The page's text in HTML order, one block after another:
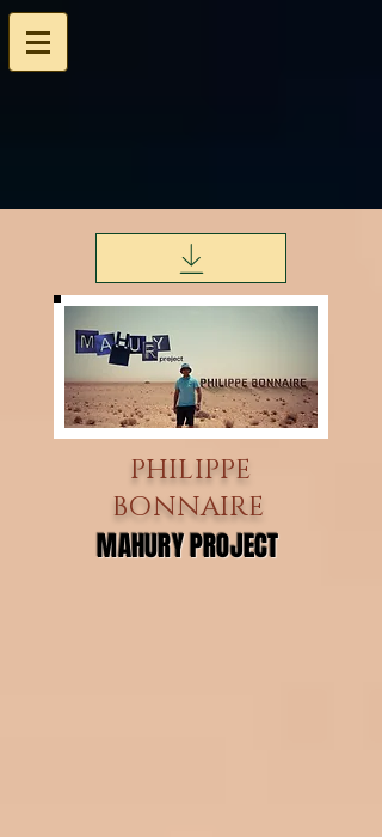
PHILIPPE
BONNAIRE
MAHURY PROJECT